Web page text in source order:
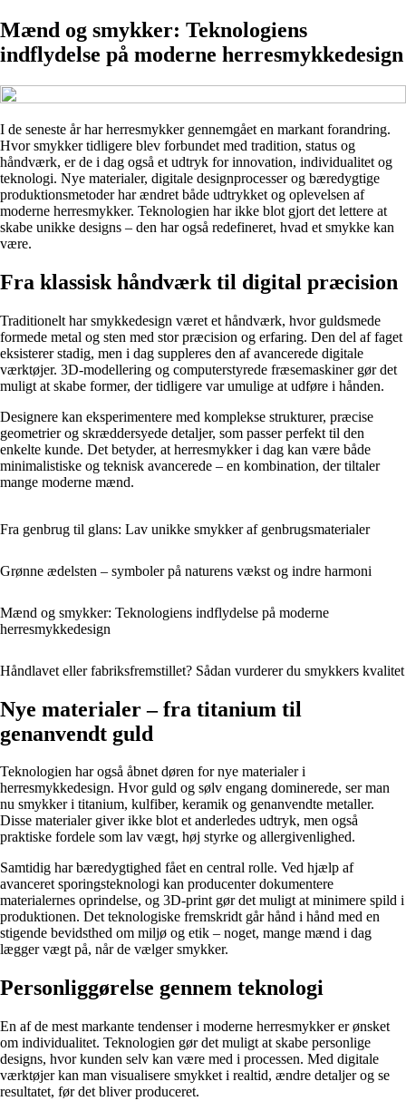
Mænd og smykker: Teknologiens
indflydelse på moderne herresmykkedesign
I de seneste år har herresmykker gennemgået en markant forandring.
Hvor smykker tidligere blev forbundet med tradition, status og
håndværk, er de i dag også et udtryk for innovation, individualitet og
teknologi. Nye materialer, digitale designprocesser og bæredygtige
produktionsmetoder har ændret både udtrykket og oplevelsen af
moderne herresmykker. Teknologien har ikke blot gjort det lettere at
skabe unikke designs – den har også redefineret, hvad et smykke kan
være.
Fra klassisk håndværk til digital præcision
Traditionelt har smykkedesign været et håndværk, hvor guldsmede
formede metal og sten med stor præcision og erfaring. Den del af faget
eksisterer stadig, men i dag suppleres den af avancerede digitale
værktøjer. 3D-modellering og computerstyrede fræsemaskiner gør det
muligt at skabe former, der tidligere var umulige at udføre i hånden.
Designere kan eksperimentere med komplekse strukturer, præcise
geometrier og skræddersyede detaljer, som passer perfekt til den
enkelte kunde. Det betyder, at herresmykker i dag kan være både
minimalistiske og teknisk avancerede – en kombination, der tiltaler
mange moderne mænd.
Fra genbrug til glans: Lav unikke smykker af genbrugsmaterialer
Grønne ædelsten – symboler på naturens vækst og indre harmoni
Mænd og smykker: Teknologiens indflydelse på moderne
herresmykkedesign
Håndlavet eller fabriksfremstillet? Sådan vurderer du smykkers kvalitet
Nye materialer – fra titanium til
genanvendt guld
Teknologien har også åbnet døren for nye materialer i
herresmykkedesign. Hvor guld og sølv engang dominerede, ser man
nu smykker i titanium, kulfiber, keramik og genanvendte metaller.
Disse materialer giver ikke blot et anderledes udtryk, men også
praktiske fordele som lav vægt, høj styrke og allergivenlighed.
Samtidig har bæredygtighed fået en central rolle. Ved hjælp af
avanceret sporingsteknologi kan producenter dokumentere
materialernes oprindelse, og 3D-print gør det muligt at minimere spild i
produktionen. Det teknologiske fremskridt går hånd i hånd med en
stigende bevidsthed om miljø og etik – noget, mange mænd i dag
lægger vægt på, når de vælger smykker.
Personliggørelse gennem teknologi
En af de mest markante tendenser i moderne herresmykker er ønsket
om individualitet. Teknologien gør det muligt at skabe personlige
designs, hvor kunden selv kan være med i processen. Med digitale
værktøjer kan man visualisere smykket i realtid, ændre detaljer og se
resultatet, før det bliver produceret.